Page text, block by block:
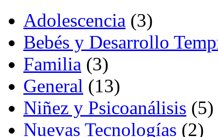
Adolescencia (3)
Bebés y Desarrollo
Familia (3)
General (13)
Niñez y Psicoanálisis (5)
Nuevas Tecnologías (2)